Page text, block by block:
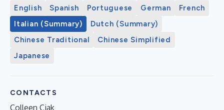
English Spanish Portuguese German
French
Italian (Summary)
Dutch (Summary)
Chinese Traditional
Chinese Simplified
Japanese
CONTACTS
Colleen Ciak